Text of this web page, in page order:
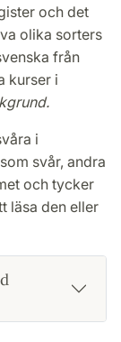
och det
olika sorters
från
kurser i
i
svår, andra
och tycker
läsa den eller